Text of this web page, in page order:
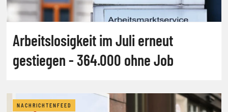
Arbeitslosigkeit im Juli erneut
gestiegen - 364.000 ohne Job
NACHRICHTENFEED